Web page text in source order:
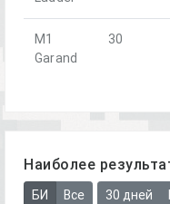
M1
Garand
30
Наиболее
БИ Все 30 дней